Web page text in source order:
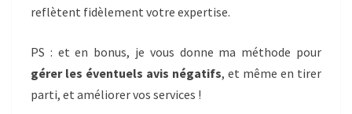
reflètent fidèlement votre expertise.
PS : et en bonus, je vous donne ma méthode pour
gérer les éventuels avis négatifs, et même en tirer
parti, et améliorer vos services !